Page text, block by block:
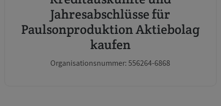
Jahresabschlüsse für
Paulsonproduktion Aktiebolag
kaufen
Organisationsnummer: 556264-6868